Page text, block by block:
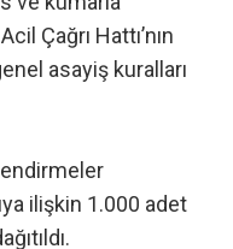
Çağrı Hattı’nın
asayiş kuralları
ilişkin 1.000 adet